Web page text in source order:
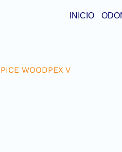
INICIO